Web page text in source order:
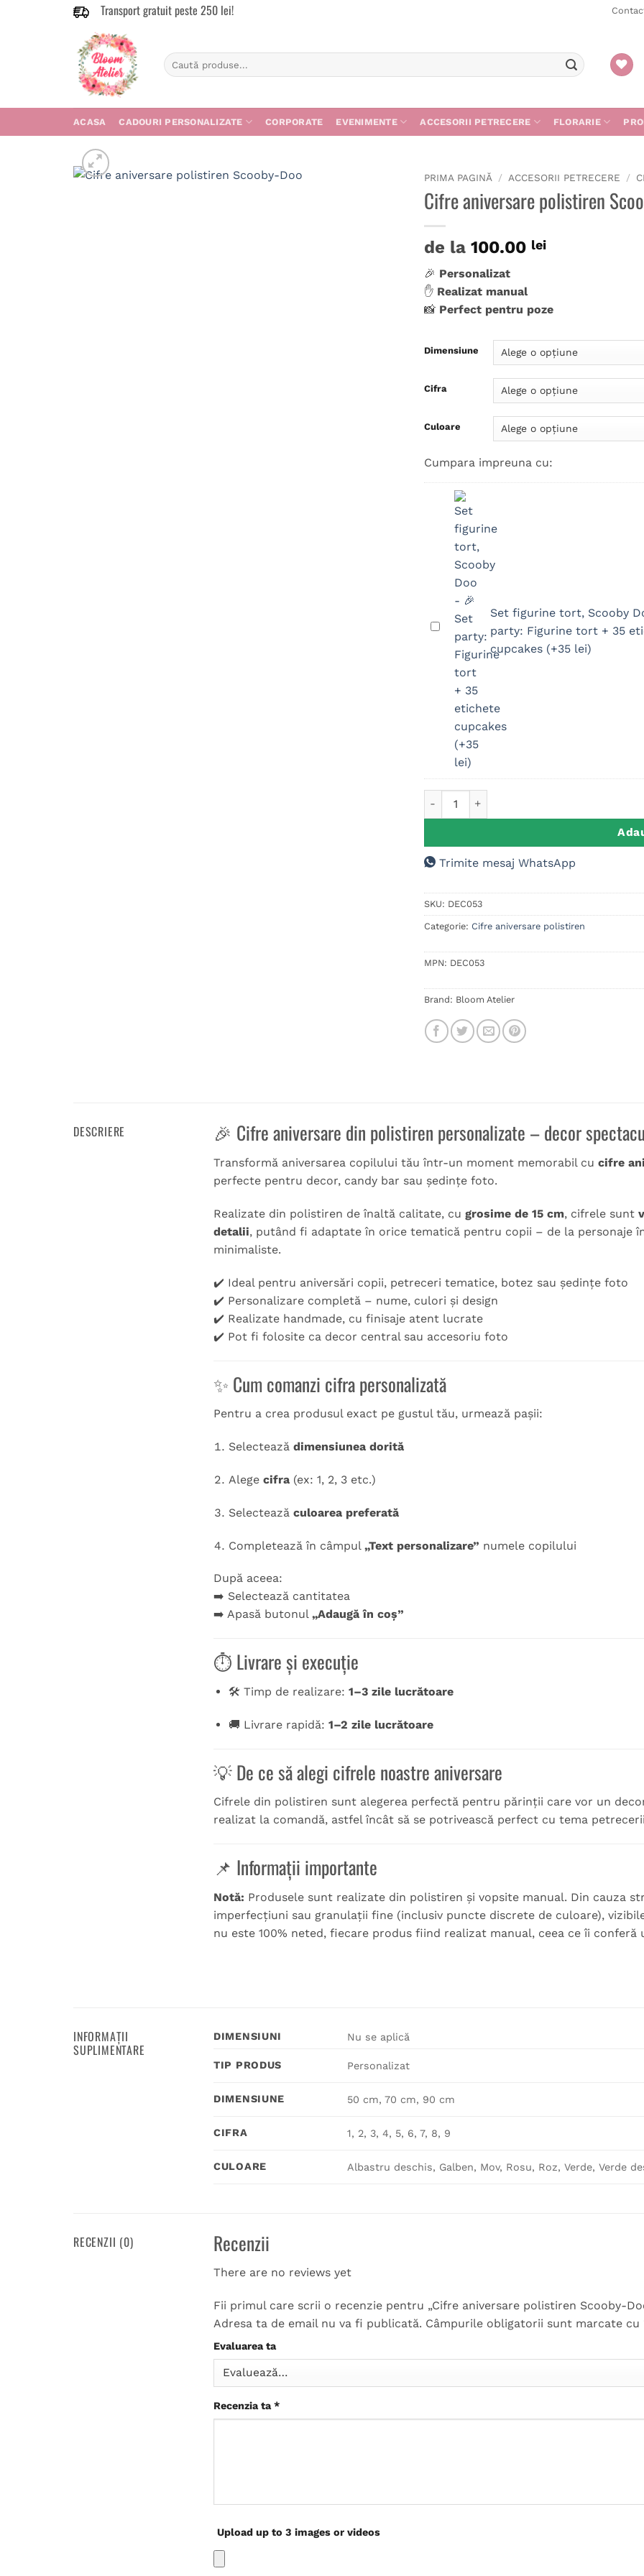
Transport gratuit peste 250 lei!
Caută
după:
ACASA CADOURI PERSONALIZATE CORPORATE EVENIMENTE ACCESORII PETRECERE FLORARIE
PRIMA PAGINĂ / ACCESORII PETRECERE /
Cifre aniversare polistiren
de la 100.00 lei
🎉 Personalizat
✋ Realizat manual
📸 Perfect pentru poze
Dimensiune
Cifra
Culoare
Cumpara impreuna cu:
Set
figurine
Scooby
party:
tort
+
cupcakes
lei)
Set figurine tort, Scooby
party: Figurine tort + 35
cupcakes (+35 lei)
Trimite mesaj WhatsApp
SKU: DEC053
Categorie: Cifre aniversare polistiren
MPN: DEC053
Brand: Bloom Atelier
DESCRIERE 🎉 Cifre aniversare din polistiren personalizate – decor
Transformă aniversarea copilului tău într-un moment memorabil cu cifre
perfecte pentru decor, candy bar sau ședințe foto.
Realizate din polistiren de înaltă calitate, cu grosime de 15 cm, cifrele sunt
detalii, putând fi adaptate în orice tematică pentru copii – de la personaje
minimaliste.
✔️ Ideal pentru aniversări copii, petreceri tematice, botez sau ședințe foto
✔️ Personalizare completă – nume, culori și design
✔️ Realizate handmade, cu finisaje atent lucrate
✔️ Pot fi folosite ca decor central sau accesoriu foto
✨ Cum comanzi cifra personalizată
Pentru a crea produsul exact pe gustul tău, urmează pașii:
Selectează dimensiunea dorită
Alege cifra(ex: 1, 2, 3 etc.)
Selectează culoarea preferată
Completează în câmpul „Text personalizare” numele copilului
După aceea:
➡️ Selectează cantitatea
➡️ Apasă butonul „Adaugă în coș”
⏱️ Livrare și execuție
🛠️ Timp de realizare: 1–3 zile lucrătoare
🚚 Livrare rapidă: 1–2 zile lucrătoare
💡 De ce să alegi cifrele noastre aniversare
Cifrele din polistiren sunt alegerea perfectă pentru părinții care vor un
realizat la comandă, astfel încât să se potrivească perfect cu tema
📌 Informații importante
Notă: Produsele sunt realizate din polistiren și vopsite manual. Din cauza
imperfecțiuni sau granulații fine (inclusiv puncte discrete de culoare),
nu este 100% neted, fiecare produs fiind realizat manual, ceea ce îi conferă
INFORMAȚII
SUPLIMENTARE
DIMENSIUNI Nu se aplică
TIP PRODUS Personalizat
DIMENSIUNE 50 cm, 70 cm, 90 cm
CIFRA 1, 2, 3, 4, 5, 6, 7, 8, 9
CULOARE Albastru deschis, Galben, Mov, Rosu, Roz, Verde, Verde
RECENZII (0) Recenzii
There are no reviews yet
Fii primul care scrii o recenzie pentru „Cifre aniversare polistiren Scooby-
Adresa ta de email nu va fi publicată. Câmpurile obligatorii sunt marcate cu
Evaluarea ta
Recenzia ta*
Upload up to 3 images or videos